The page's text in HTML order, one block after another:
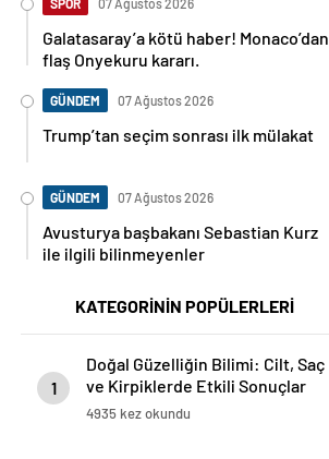
SPOR 07 Ağustos 2026
Galatasaray’a kötü haber! Monaco’dan
flaş Onyekuru kararı.
GÜNDEM 07 Ağustos 2026
Trump’tan seçim sonrası ilk mülakat
GÜNDEM 07 Ağustos 2026
Avusturya başbakanı Sebastian Kurz
ile ilgili bilinmeyenler
KATEGORİNİN POPÜLERLERİ
1
Doğal Güzelliğin Bilimi: Cilt, Saç
ve Kirpiklerde Etkili Sonuçlar
4935 kez okundu